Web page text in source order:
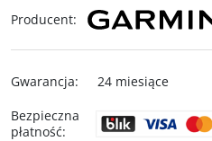
Producent:
Gwarancja:
24 miesiące
Bezpieczna
płatność: